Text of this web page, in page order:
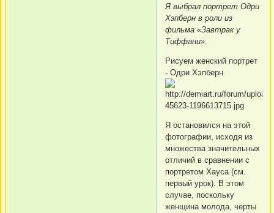
Я выбрал портрет Одри
Хэпберн в роли из
фильма «Завтрак у
Тиффани».
Рисуем женский портрет
- Одри Хэпберн
Я остановился на этой
фотографии, исходя из
множества значительных
отличий в сравнении с
портретом Хауса (см.
первый урок). В этом
случае, поскольку
женщина молода, черты